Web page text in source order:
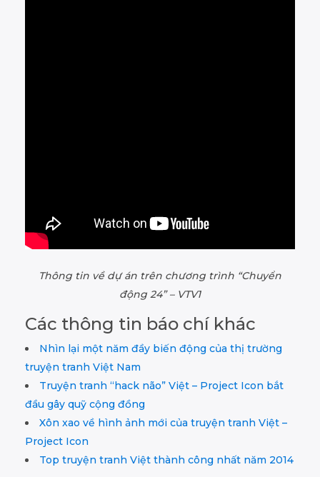
Thông tin về dự án trên chương trình “Chuyển
động 24” – VTV1
Các thông tin báo chí khác
Nhìn lại một năm đầy biến động của thị trường
truyện tranh Việt Nam
Truyện tranh “hack não” Việt – Project Icon bắt
đầu gây quỹ cộng đồng
Xôn xao về hình ảnh mới của truyện tranh Việt –
Project Icon
Top truyện tranh Việt thành công nhất năm 2014